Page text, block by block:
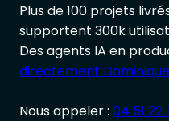
Plus de 100 projets
supportent 300k
Des agents IA en
directement Dominique
Nous appeler : 04 51 22